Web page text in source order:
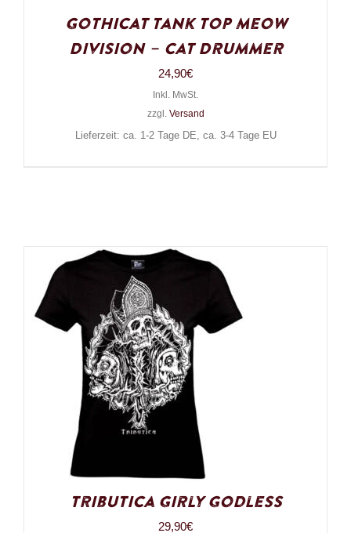
Gothicat Tank Top Meow
Division – Cat Drummer
24,90€
Inkl. MwSt.
zzgl. Versand
Lieferzeit: ca. 1-2 Tage DE, ca. 3-4 Tage EU
Tributica Girly Godless
29,90€